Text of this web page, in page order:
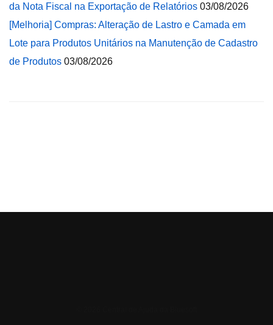
da Nota Fiscal na Exportação de Relatórios 03/08/2026
[Melhoria] Compras: Alteração de Lastro e Camada em
Lote para Produtos Unitários na Manutenção de Cadastro
de Produtos 03/08/2026